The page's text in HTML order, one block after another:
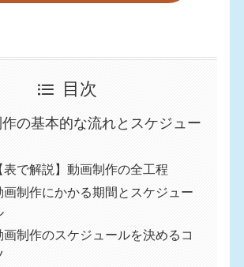
目次
の基本的な流れとスケジュー
表で解説】動画制作の全工程
画制作にかかる期間とスケジュー
画制作のスケジュールを決めるコ